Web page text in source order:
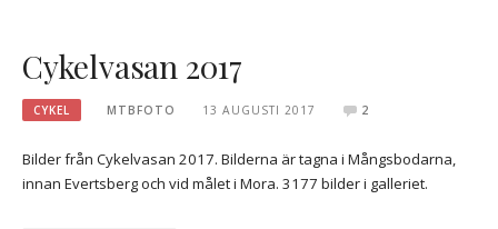
Cykelvasan 2017
CYKEL MTBFOTO 13 AUGUSTI 2017 2
Bilder från Cykelvasan 2017. Bilderna är tagna i Mångsbodarna,
innan Evertsberg och vid målet i Mora. 3177 bilder i galleriet.